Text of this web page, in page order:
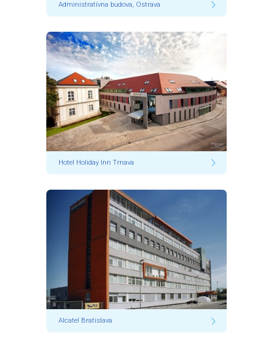
Administratívna budova, Ostrava
Hotel Holiday Inn Trnava
Alcatel Bratislava